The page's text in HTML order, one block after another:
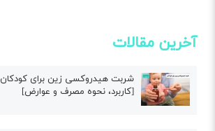
آخرین مقالات
شربت هیدروکسی زین برای کودکان
[کاربرد، نحوه مصرف و عوارض]